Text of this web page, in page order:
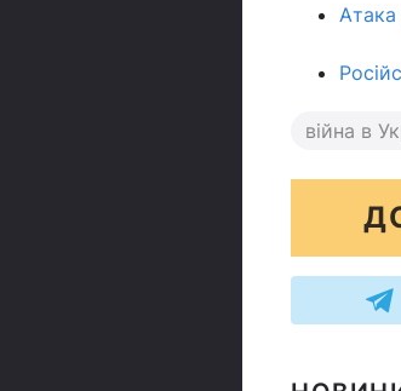
Атака
війна в